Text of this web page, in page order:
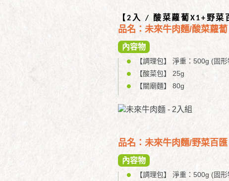
【2 入 / 酸菜蘿蔔 X1+ 野菜
品名：未來牛肉麵/酸菜蘿蔔
內容物
【調理包】 淨重：500g (固
【酸菜包】 25g
【關廟麵】 80g
品名：未來牛肉麵/野菜百匯
內容物
【調理包】 淨重：500g (固